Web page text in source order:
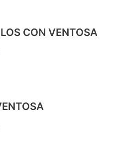
CON VENTOSA